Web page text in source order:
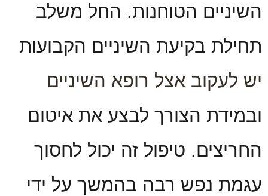
השיניים הטוחנות. החל משלב
תחילת בקיעת השיניים הקבועות
יש לעקוב אצל רופא השיניים
ובמידת הצורך לבצע את איטום
החריצים. טיפול זה יכול לחסוך
עגמת נפש רבה בהמשך על ידי